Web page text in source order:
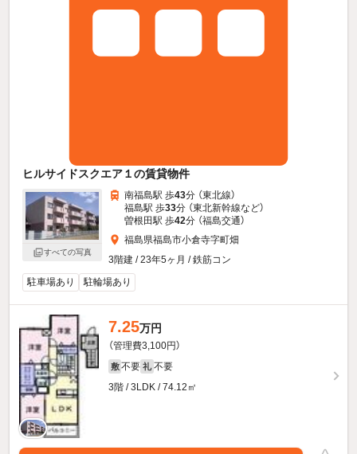
ヒルサイドスクエア１の賃貸物件
すべての写真
南福島駅 歩43分 （東北線）
福島駅 歩33分 （東北新幹線など）
曽根田駅 歩42分 （福島交通）
福島県福島市小倉寺字町畑
3階建 / 23年5ヶ月 / 鉄筋コン
駐車場あり
駐輪場あり
7.25万円
（管理費3,100円）
敷 不要 礼 不要
3階 / 3LDK / 74.12㎡